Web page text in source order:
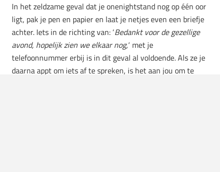
In het zeldzame geval dat je onenightstand nog op één oor
ligt, pak je pen en papier en laat je netjes even een briefje
achter. Iets in de richting van: ‘Bedankt voor de gezellige
avond, hopelijk zien we elkaar nog,‘ met je
telefoonnummer erbij is in dit geval al voldoende. Als ze je
daarna appt om iets af te spreken, is het aan jou om te